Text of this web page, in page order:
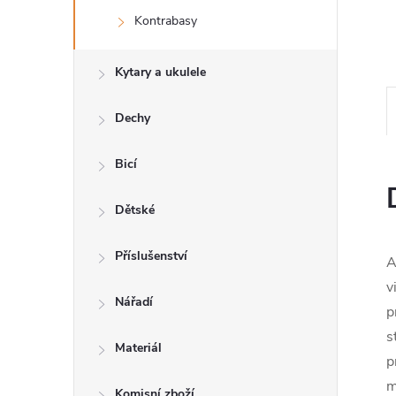
e
Kontrabasy
Kytary a ukulele
Dechy
Bicí
Dětské
Příslušenství
Nářadí
Materiál